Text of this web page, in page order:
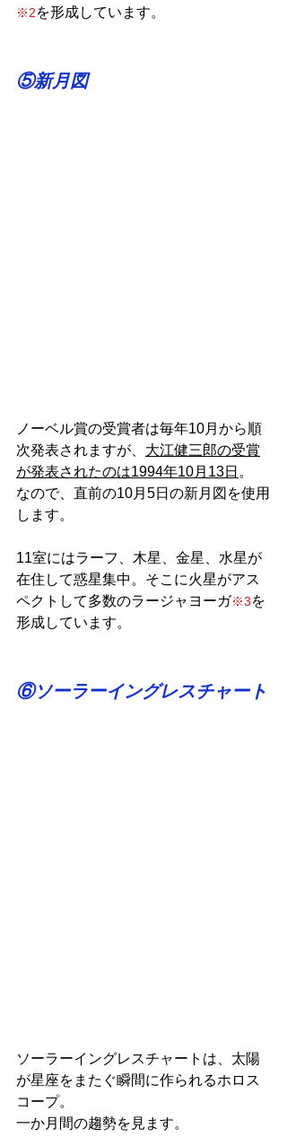
※2を形成しています。
⑤新月図
ノーベル賞の受賞者は毎年10月から順
次発表されますが、 大江健三郎の受賞
が発表されたのは1994年10月13日 。
なので、直前の10月5日の新月図を使用
します。
11室にはラーフ、木星、金星、水星が
在住して惑星集中。そこに火星がアス
ペクトして多数のラージャヨーガ※3を
形成しています。
⑥ソーラーイングレスチャート
ソーラーイングレスチャートは、太陽
が星座をまたぐ瞬間に作られるホロス
コープ。
一か月間の趨勢を見ます。